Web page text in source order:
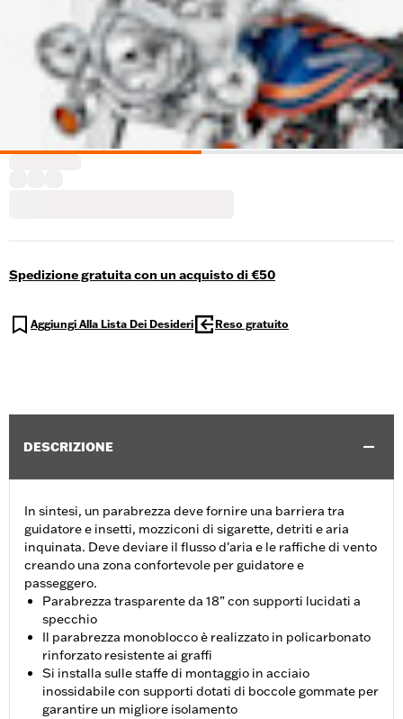
Spedizione gratuita con un acquisto di €50
Aggiungi Alla Lista Dei Desideri Reso gratuito
DESCRIZIONE
In sintesi, un parabrezza deve fornire una barriera tra
guidatore e insetti, mozziconi di sigarette, detriti e aria
inquinata. Deve deviare il flusso d'aria e le raffiche di vento
creando una zona confortevole per guidatore e
passeggero.
Parabrezza trasparente da 18” con supporti lucidati a
specchio
Il parabrezza monoblocco è realizzato in policarbonato
rinforzato resistente ai graffi
Si installa sulle staffe di montaggio in acciaio
inossidabile con supporti dotati di boccole gommate per
garantire un migliore isolamento